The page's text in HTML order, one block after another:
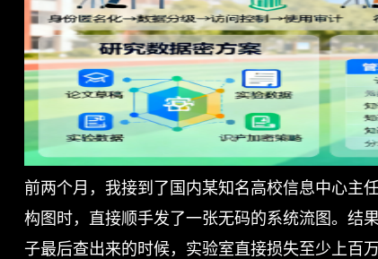
前两个月，我接到了国内某知名高校信息中心主
构图时，直接顺手发了一张无码的系统流图。结
子最后查出来的时候，实验室直接损失至少上百